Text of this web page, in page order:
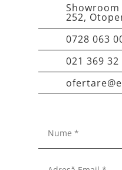
252,
0728 063
021 369